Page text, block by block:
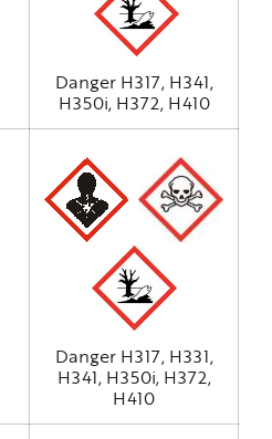
Danger H317, H341,
H350i, H372, H410
Danger H317, H331,
H341, H350i, H372,
H410